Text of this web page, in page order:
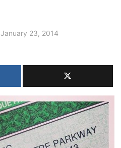
January 23, 2014